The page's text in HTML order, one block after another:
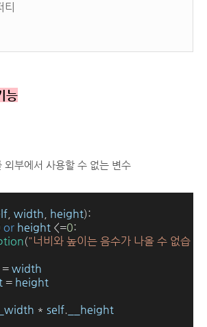
능
외부에서 사용할 수 없는 변수
width height):
or height <=0:
("너비와 높이는 음수가 나올 수 없습
= width
= height
* self. __height